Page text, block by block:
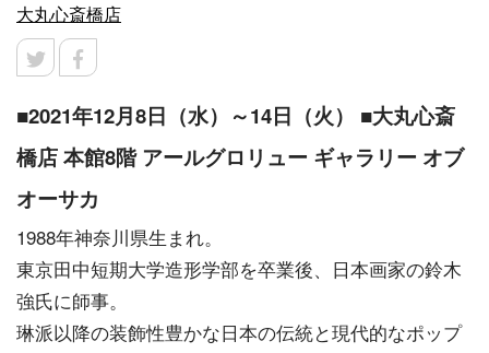
大丸心斎橋店
■2021年12月8日（水）～14日（火） ■大丸心斎
橋店 本館8階 アールグロリュー ギャラリー オブ
オーサカ
1988年神奈川県生まれ。
東京田中短期大学造形学部を卒業後、日本画家の鈴木
強氏に師事。
琳派以降の装飾性豊かな日本の伝統と現代的なポップ